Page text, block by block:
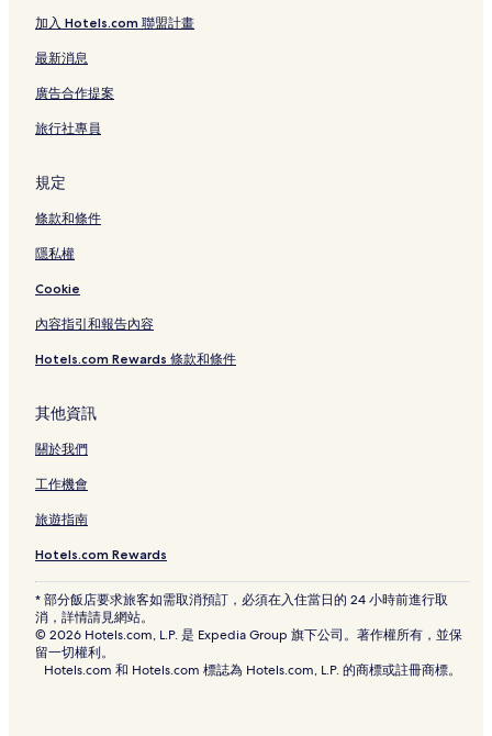
加入 Hotels.com 聯盟計畫
最新消息
廣告合作提案
旅行社專員
規定
條款和條件
隱私權
Cookie
內容指引和報告內容
Hotels.com Rewards 條款和條件
其他資訊
關於我們
工作機會
旅遊指南
Hotels.com Rewards
* 部分飯店要求旅客如需取消預訂，必須在入住當日的 24 小時前進行取
消，詳情請見網站。
© 2026 Hotels.com, L.P. 是 Expedia Group 旗下公司。著作權所有，並保
留一切權利。
Hotels.com 和 Hotels.com 標誌為 Hotels.com, L.P. 的商標或註冊商標。